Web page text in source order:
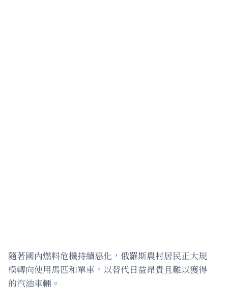
隨著國內燃料危機持續惡化，俄羅斯農村居民正大規
模轉向使用馬匹和單車，以替代日益昂貴且難以獲得
的汽油車輛。